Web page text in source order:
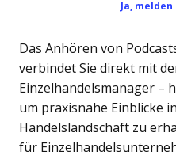
Ja,
Das Anhören von
verbindet Sie direkt mit
Einzelhandelsmanager –
um praxisnahe Einblicke
Handelslandschaft zu
für